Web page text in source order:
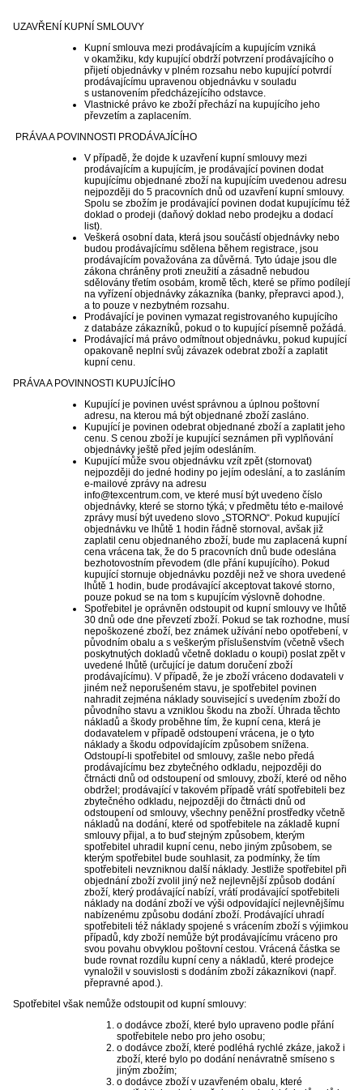
UZAVŘENÍ KUPNÍ SMLOUVY
Kupní smlouva mezi prodávajícím a kupujícím vzniká
v okamžiku, kdy kupující obdrží potvrzení prodávajícího o
přijetí objednávky v plném rozsahu nebo kupující potvrdí
prodávajícímu upravenou objednávku v souladu
s ustanovením předcházejícího odstavce.
Vlastnické právo ke zboží přechází na kupujícího jeho
převzetím a zaplacením.
PRÁVA A POVINNOSTI PRODÁVAJÍCÍHO
V případě, že dojde k uzavření kupní smlouvy mezi
prodávajícím a kupujícím, je prodávající povinen dodat
kupujícímu objednané zboží na kupujícím uvedenou adresu
nejpozději do 5 pracovních dnů od uzavření kupní smlouvy.
Spolu se zbožím je prodávající povinen dodat kupujícímu též
doklad o prodeji (daňový doklad nebo prodejku a dodací
list).
Veškerá osobní data, která jsou součástí objednávky nebo
budou prodávajícímu sdělena během registrace, jsou
prodávajícím považována za důvěrná. Tyto údaje jsou dle
zákona chráněny proti zneužití a zásadně nebudou
sdělovány třetím osobám, kromě těch, které se přímo podílejí
na vyřízení objednávky zákazníka (banky, přepravci apod.),
a to pouze v nezbytném rozsahu.
Prodávající je povinen vymazat registrovaného kupujícího
z databáze zákazníků, pokud o to kupující písemně požádá.
Prodávající má právo odmítnout objednávku, pokud kupující
opakovaně neplní svůj závazek odebrat zboží a zaplatit
kupní cenu.
PRÁVA A POVINNOSTI KUPUJÍCÍHO
Kupující je povinen uvést správnou a úplnou poštovní
adresu, na kterou má být objednané zboží zasláno.
Kupující je povinen odebrat objednané zboží a zaplatit jeho
cenu. S cenou zboží je kupující seznámen při vyplňování
objednávky ještě před jejím odesláním.
Kupující může svou objednávku vzít zpět (stornovat)
nejpozději do jedné hodiny po jejím odeslání, a to zasláním
e-mailové zprávy na adresu
info@texcentrum.com, ve které musí být uvedeno číslo
objednávky, které se storno týká; v předmětu této e-mailové
zprávy musí být uvedeno slovo „STORNO“. Pokud kupující
objednávku ve lhůtě 1 hodin řádně stornoval, avšak již
zaplatil cenu objednaného zboží, bude mu zaplacená kupní
cena vrácena tak, že do 5 pracovních dnů bude odeslána
bezhotovostním převodem (dle přání kupujícího). Pokud
kupující stornuje objednávku později než ve shora uvedené
lhůtě 1 hodin, bude prodávající akceptovat takové storno,
pouze pokud se na tom s kupujícím výslovně dohodne.
Spotřebitel je oprávněn odstoupit od kupní smlouvy ve lhůtě
30 dnů ode dne převzetí zboží. Pokud se tak rozhodne, musí
nepoškozené zboží, bez známek užívání nebo opotřebení, v
původním obalu a s veškerým příslušenstvím (včetně všech
poskytnutých dokladů včetně dokladu o koupi) poslat zpět v
uvedené lhůtě (určující je datum doručení zboží
prodávajícímu). V případě, že je zboží vráceno dodavateli v
jiném než neporušeném stavu, je spotřebitel povinen
nahradit zejména náklady související s uvedením zboží do
původního stavu a vzniklou škodu na zboží. Úhrada těchto
nákladů a škody proběhne tím, že kupní cena, která je
dodavatelem v případě odstoupení vrácena, je o tyto
náklady a škodu odpovídajícím způsobem snížena.
Odstoupí-li spotřebitel od smlouvy, zašle nebo předá
prodávajícímu bez zbytečného odkladu, nejpozději do
čtrnácti dnů od odstoupení od smlouvy, zboží, které od něho
obdržel; prodávající v takovém případě vrátí spotřebiteli bez
zbytečného odkladu, nejpozději do čtrnácti dnů od
odstoupení od smlouvy, všechny peněžní prostředky včetně
nákladů na dodání, které od spotřebitele na základě kupní
smlouvy přijal, a to buď stejným způsobem, kterým
spotřebitel uhradil kupní cenu, nebo jiným způsobem, se
kterým spotřebitel bude souhlasit, za podmínky, že tím
spotřebiteli nevzniknou další náklady. Jestliže spotřebitel při
objednání zboží zvolil jiný než nejlevnější způsob dodání
zboží, který prodávající nabízí, vrátí prodávající spotřebiteli
náklady na dodání zboží ve výši odpovídající nejlevnějšímu
nabízenému způsobu dodání zboží. Prodávající uhradí
spotřebiteli též náklady spojené s vrácením zboží s výjimkou
případů, kdy zboží nemůže být prodávajícímu vráceno pro
svou povahu obvyklou poštovní cestou. Vrácená částka se
bude rovnat rozdílu kupní ceny a nákladů, které prodejce
vynaložil v souvislosti s dodáním zboží zákazníkovi (např.
přepravné apod.).
Spotřebitel však nemůže odstoupit od kupní smlouvy:
o dodávce zboží, které bylo upraveno podle přání
spotřebitele nebo pro jeho osobu;
o dodávce zboží, které podléhá rychlé zkáze, jakož i
zboží, které bylo po dodání nenávratně smíseno s
jiným zbožím;
o dodávce zboží v uzavřeném obalu, které